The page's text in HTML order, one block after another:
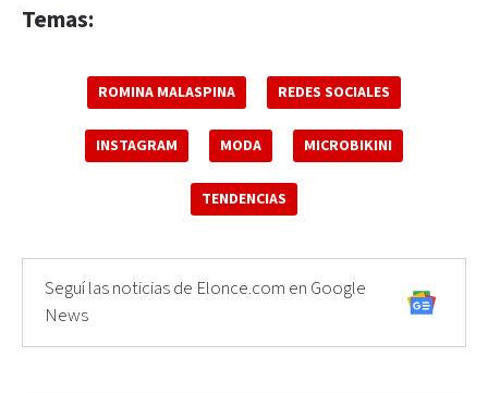
Temas:
ROMINA MALASPINA REDES SOCIALES
INSTAGRAM MODA MICROBIKINI
TENDENCIAS
Seguí las noticias de Elonce.com en Google
News